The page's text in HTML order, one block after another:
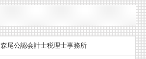
森尾公認会計士税理士事務所